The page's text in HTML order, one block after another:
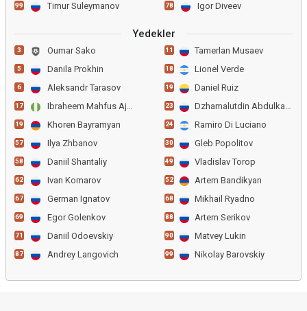
99 Timur Suleymanov 78 Igor Diveev
Yedekler
3 Oumar Sako
5 Danila Prokhin
6 Aleksandr Tarasov
17 Ibraheem Mahfus Ajasa
19 Khoren Bayramyan
57 Ilya Zhbanov
58 Daniil Shantaliy
62 Ivan Komarov
67 German Ignatov
69 Egor Golenkov
71 Daniil Odoevskiy
87 Andrey Langovich
11 Tamerlan Musaev
18 Lionel Verde
19 Daniel Ruiz
23 Dzhamalutdin Abdulkadyrov
24 Ramiro Di Luciano
30 Gleb Popolitov
49 Vladislav Torop
52 Artem Bandikyan
68 Mikhail Ryadno
88 Artem Serikov
90 Matvey Lukin
99 Nikolay Barovskiy